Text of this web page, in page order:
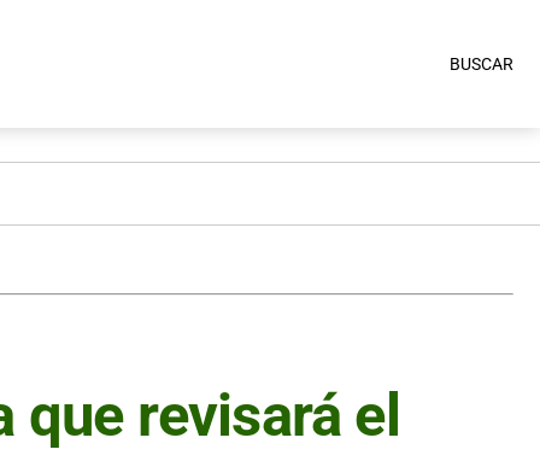
BUSCAR
revisará el